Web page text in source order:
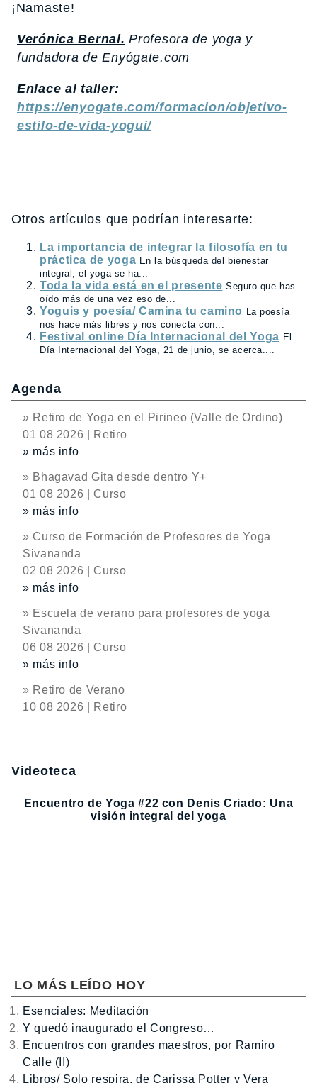
¡Namaste!
Verónica Bernal. Profesora de yoga y
fundadora de Enyógate.com
Enlace al taller:
https://enyogate.com/formacion/objetivo-
estilo-de-vida-yogui/
Otros artículos que podrían interesarte:
La importancia de integrar la filosofía en tu
práctica de yoga En la búsqueda del bienestar
integral, el yoga se ha...
Toda la vida está en el presente Seguro que has
oído más de una vez eso de...
Yoguis y poesía/ Camina tu camino La poesía
nos hace más libres y nos conecta con...
Festival online Día Internacional del Yoga El
Día Internacional del Yoga, 21 de junio, se acerca....
Agenda
» Retiro de Yoga en el Pirineo (Valle de Ordino)
01 08 2026 | Retiro
» más info
» Bhagavad Gita desde dentro Y+
01 08 2026 | Curso
» más info
» Curso de Formación de Profesores de Yoga
Sivananda
02 08 2026 | Curso
» más info
» Escuela de verano para profesores de yoga
Sivananda
06 08 2026 | Curso
» más info
» Retiro de Verano
10 08 2026 | Retiro
Videoteca
Encuentro de Yoga #22 con Denis Criado: Una
visión integral del yoga
LO MÁS LEÍDO HOY
Esenciales: Meditación
Y quedó inaugurado el Congreso…
Encuentros con grandes maestros, por Ramiro
Calle (II)
Libros/ Solo respira, de Carissa Potter y Vera